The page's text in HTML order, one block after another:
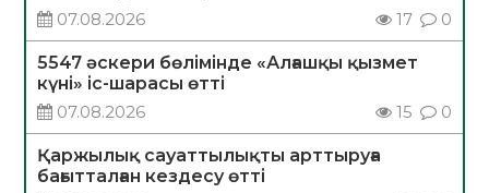
07.08.2026
17 0
5547 әскери бөлімінде «Алғашқы қызмет
күні» іс-шарасы өтті
07.08.2026
15 0
Қаржылық сауаттылықты арттыруға
бағытталған кездесу өтті